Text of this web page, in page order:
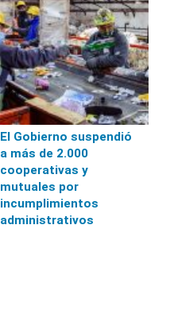
El Gobierno suspendió
a más de 2.000
cooperativas y
mutuales por
incumplimientos
administrativos